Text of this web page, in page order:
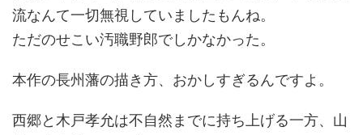
流なんて一切無視していましたもんね。
ただのせこい汚職野郎でしかなかった。
本作の長州藩の描き方、おかしすぎるんですよ。
西郷と木戸孝允は不自然までに持ち上げる一方、山